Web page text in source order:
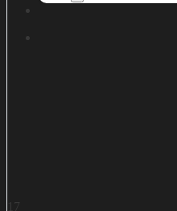
17